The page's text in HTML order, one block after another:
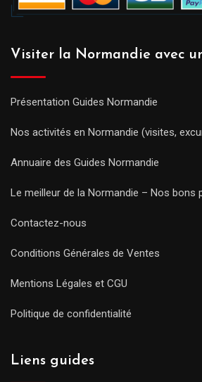
Visiter la Normandie avec
Présentation Guides Normandie
Nos activités en Normandie (visites,
Annuaire des Guides Normandie
Le meilleur de la Normandie – Nos bons
Contactez-nous
Conditions Générales de Ventes
Mentions Légales et CGU
Politique de confidentialité
Liens guides